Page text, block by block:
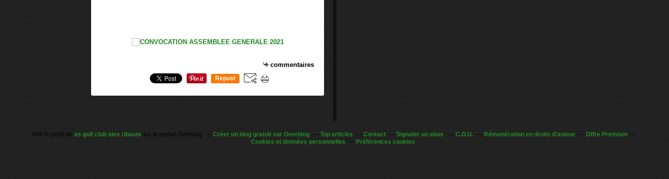
commentaires
Repost
Voir le profil de as golf club ales ribaute sur le portail Overblog Créer un blog gratuit sur Overblog Top articles Contact Signaler un abus C.G.U. Rémunération en droits d'auteur
Offre Premium
Cookies et données personnelles
Préférences cookies